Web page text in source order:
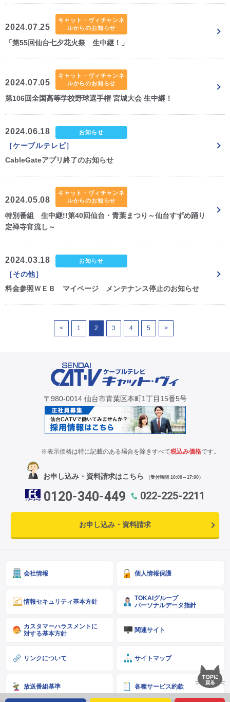
2024.07.25
キャット・ヴィチャンネ
ルからのお知らせ
「第55回仙台七夕花火祭 生中継！」
2024.07.05
キャット・ヴィチャンネ
ルからのお知らせ
第106回全国高等学校野球選手権 宮城大会 生中継！
2024.06.18 お知らせ
［ケーブルテレビ］
CableGateアプリ終了のお知らせ
2024.05.08
キャット・ヴィチャンネ
ルからのお知らせ
特別番組 生中継!!第40回仙台・青葉まつり～仙台すずめ踊り
定禅寺宵流し～
2024.03.18 お知らせ
［その他］
料金参照ＷＥＢ マイページ メンテナンス停止のお知らせ
< 1 2 3 4 5 >
〒980-0014 仙台市青葉区本町1丁目15番5号
※表示価格は特に記載のある場合を除きすべて税込み価格です。
お申し込み・資料請求はこちら （受付時間 10:00～17:00）
0120-340-449 022-225-2211
お申し込み・資料請求
会社情報 個人情報保護
情報セキュリティ基本方針
TOKAIグループ
パーソナルデータ指針
カスタマーハラスメントに
対する基本方針
関連サイト
リンクについて サイトマップ
放送番組基準 各種サービス約款